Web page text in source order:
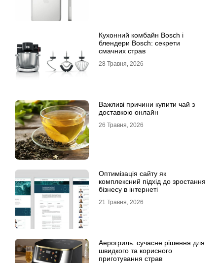
Кухонний комбайн Bosch і
блендери Bosch: секрети
смачних страв
28 Травня, 2026
Важливі причини купити чай з
доставкою онлайн
26 Травня, 2026
Оптимізація сайту як
комплексний підхід до зростання
бізнесу в інтернеті
21 Травня, 2026
Аерогриль: сучасне рішення для
швидкого та корисного
приготування страв